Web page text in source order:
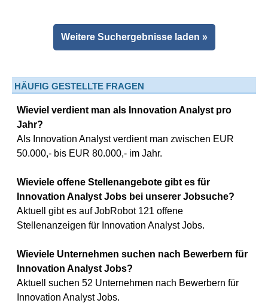
Weitere Suchergebnisse laden »
HÄUFIG GESTELLTE FRAGEN
Wieviel verdient man als Innovation Analyst pro
Jahr?
Als Innovation Analyst verdient man zwischen EUR
50.000,- bis EUR 80.000,- im Jahr.
Wieviele offene Stellenangebote gibt es für
Innovation Analyst Jobs bei unserer Jobsuche?
Aktuell gibt es auf JobRobot 121 offene
Stellenanzeigen für Innovation Analyst Jobs.
Wieviele Unternehmen suchen nach Bewerbern für
Innovation Analyst Jobs?
Aktuell suchen 52 Unternehmen nach Bewerbern für
Innovation Analyst Jobs.